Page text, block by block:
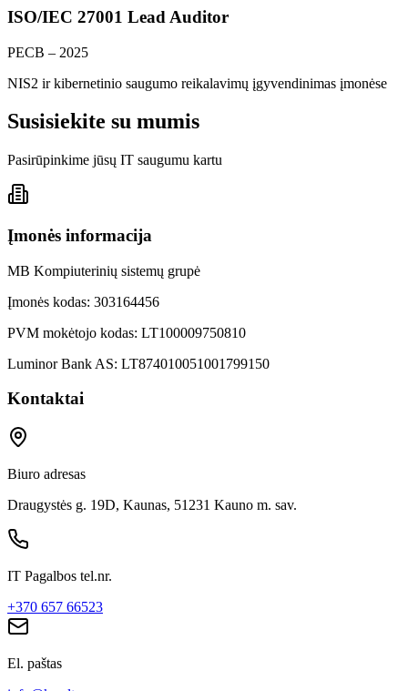
ISO/IEC 27001 Lead Auditor
PECB – 2025
NIS2 ir kibernetinio saugumo reikalavimų įgyvendinimas įmonėse
Susisiekite su mumis
Pasirūpinkime jūsų IT saugumu kartu
Įmonės informacija
MB Kompiuterinių sistemų grupė
Įmonės kodas: 303164456
PVM mokėtojo kodas: LT100009750810
Luminor Bank AS: LT874010051001799150
Kontaktai
Biuro adresas
Draugystės g. 19D, Kaunas, 51231 Kauno m. sav.
IT Pagalbos tel.nr.
+370 657 66523
El. paštas